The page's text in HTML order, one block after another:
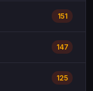
151
147
125